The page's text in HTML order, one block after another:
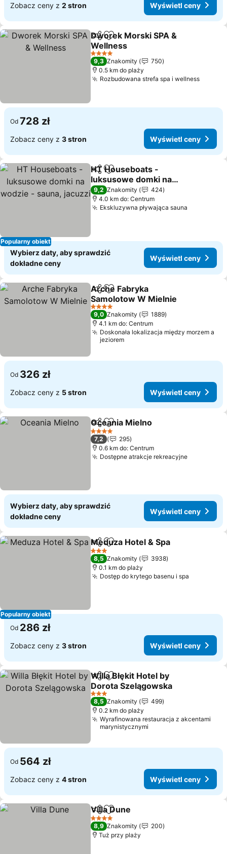
Zobacz ceny z 2 stron Wyświetl ceny
Udostępnij
Dodaj do ulubionych
Dworek Morski SPA &
Wellness
4 Kategoria
9,3 Znakomity
750
0.5 km do plaży
Rozbudowana strefa spa i wellness
Od 728 zł
Zobacz ceny z 3 stron Wyświetl ceny
Popularny obiekt
Udostępnij
Dodaj do ulubionych
HT Houseboats -
luksusowe domki na
wodzie - sauna, jacuzzi
9,2 Znakomity
424
4.0 km do: Centrum
Ekskluzywna pływająca sauna
Wybierz daty, aby sprawdzić
dokładne ceny
Wyświetl ceny
Udostępnij
Dodaj do ulubionych
Arche Fabryka
Samolotow W Mielnie
4 Kategoria
9,0 Znakomity
1889
4.1 km do: Centrum
Doskonała lokalizacja między morzem a
jeziorem
Od 326 zł
Zobacz ceny z 5 stron Wyświetl ceny
Udostępnij
Dodaj do ulubionych
Oceania Mielno
4 Kategoria
7,2
295
0.6 km do: Centrum
Dostępne atrakcje rekreacyjne
Wybierz daty, aby sprawdzić
dokładne ceny
Wyświetl ceny
Popularny obiekt
UdostępnijDodaj do ulubionych
Meduza Hotel & Spa
3 Kategoria
8,5 Znakomity
3938
0.1 km do plaży
Dostęp do krytego basenu i spa
Od 286 zł
Zobacz ceny z 3 stron Wyświetl ceny
Udostępnij
Dodaj do ulubionych
Willa Błękit Hotel by
Dorota Szelągowska
3 Kategoria
8,5 Znakomity
499
0.2 km do plaży
Wyrafinowana restauracja z akcentami
marynistycznymi
Od 564 zł
Zobacz ceny z 4 stron Wyświetl ceny
Udostępnij
Dodaj do ulubionych
Villa Dune
4 Kategoria
8,9 Znakomity
200
Tuż przy plaży